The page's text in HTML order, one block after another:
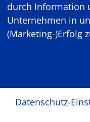
durch Information
Unternehmen in
(Marketing-)Erfolg
Datenschutz-